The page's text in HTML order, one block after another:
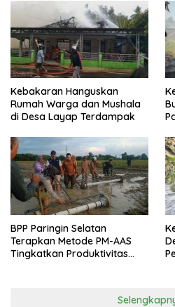
Kebakaran Hanguskan
Rumah Warga dan Mushala
di Desa Layap Terdampak
BPP Paringin Selatan
Terapkan Metode PM-AAS
Tingkatkan Produktivitas